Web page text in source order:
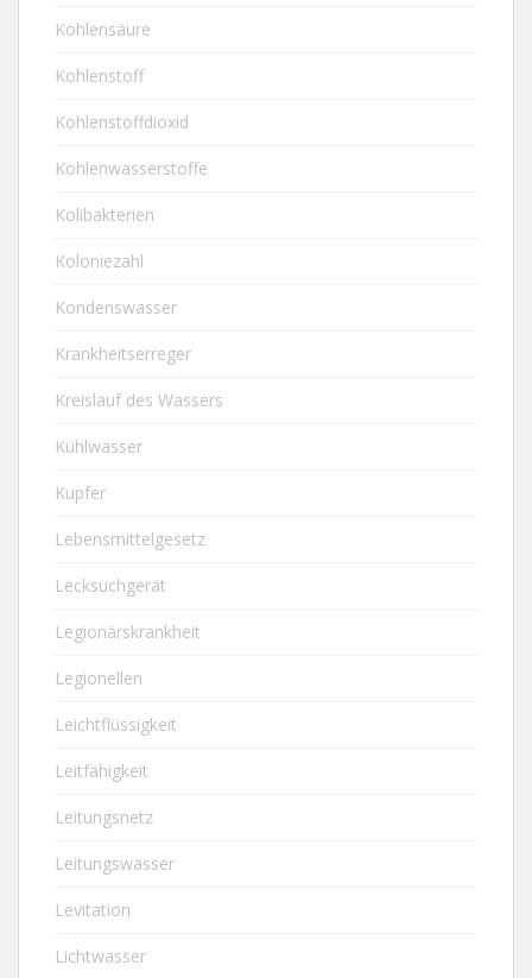
Kohlensäure
Kohlenstoff
Kohlenstoffdioxid
Kohlenwasserstoffe
Kolibakterien
Koloniezahl
Kondenswasser
Krankheitserreger
Kreislauf des Wassers
Kühlwasser
Kupfer
Lebensmittelgesetz
Lecksuchgerät
Legionärskrankheit
Legionellen
Leichtflüssigkeit
Leitfähigkeit
Leitungsnetz
Leitungswasser
Levitation
Lichtwasser